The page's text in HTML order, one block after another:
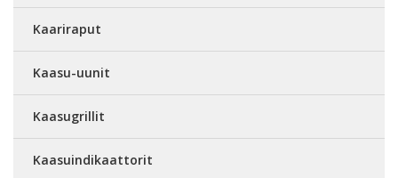
Kaariraput
Kaasu-uunit
Kaasugrillit
Kaasuindikaattorit